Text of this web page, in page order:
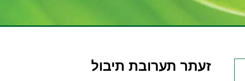
זעתר תערובת תיבול